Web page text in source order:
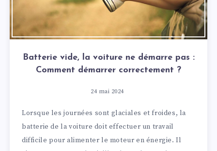
Batterie vide, la voiture ne démarre pas :
Comment démarrer correctement ?
24 mai 2024
Lorsque les journées sont glaciales et froides, la
batterie de la voiture doit effectuer un travail
difficile pour alimenter le moteur en énergie. Il